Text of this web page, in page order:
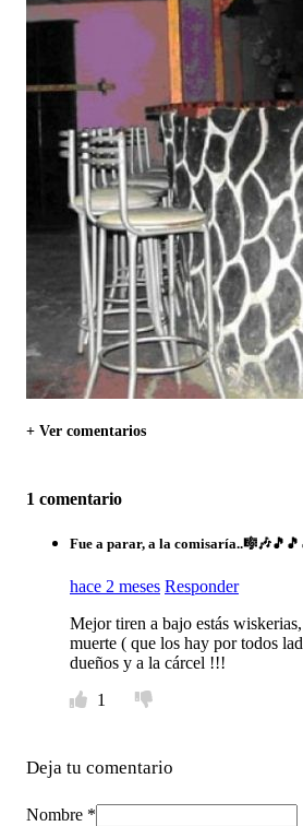
+ Ver comentarios
1 comentario
Fue a parar, a la
hace 2 meses Responder
Mejor tiren a bajo estás
muerte ( que los hay por todos
dueños y a la cárcel !!!
1
Deja tu comentario
Nombre *